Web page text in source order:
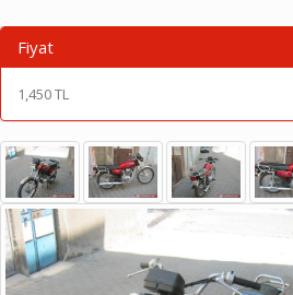
Fiyat
1,450 TL